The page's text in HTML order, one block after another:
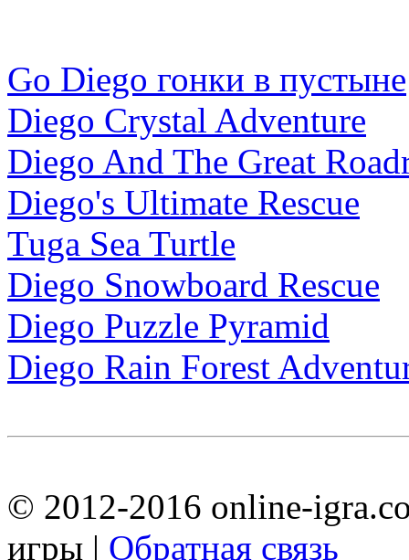
Go Diego гонки в пустыне
Diego Crystal Adventure
Diego And The Great
Diego's Ultimate Rescue
Tuga Sea Turtle
Diego Snowboard Rescue
Diego Puzzle Pyramid
Diego Rain Forest
© 2012-2016 online-
игры | Обратная связь